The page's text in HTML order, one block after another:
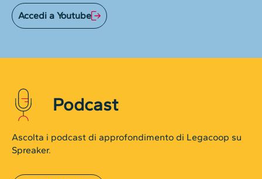
Accedi a Youtube
Podcast
Ascolta i podcast di approfondimento di Legacoop su
Spreaker.